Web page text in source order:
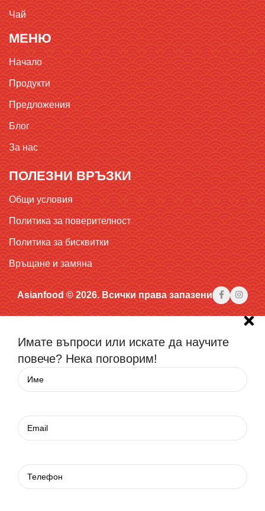
Чай
МЕНЮ
Начало
Продукти
Предложения
Блог
За нас
ПОЛЕЗНИ ВРЪЗКИ
Общи условия
Политика за поверителност
Политика за бисквитки
Връщане и замяна
Asianfood © 2026. Всички права запазени
Имате въпроси или искате да научите
повече? Нека поговорим!